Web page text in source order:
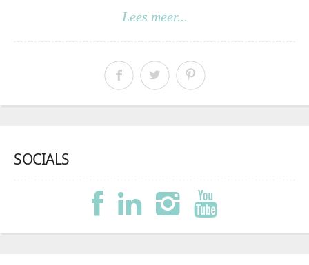
Lees meer...
SOCIALS